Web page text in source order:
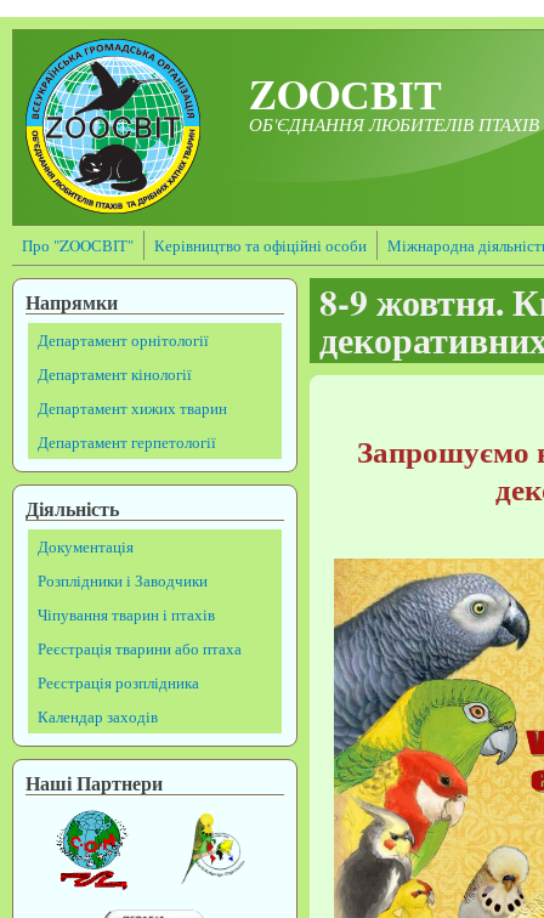
Перейти до основного матеріалу
ZOOСВІТ
ОБ'ЄДНАННЯ ЛЮБИТЕЛІВ ПТАХІВ
Про "ZOOСВІТ" Керівництво та офіційні особи Міжнародна
Напрямки
Департамент орнітології
Департамент кінології
Департамент хижих тварин
Департамент герпетології
Діяльність
Документація
Розплідники і Заводчики
Чіпування тварин і птахів
Реєстрація тварини або птаха
Реєстрація розплідника
Календар заходів
Наші Партнери
8-9 жовтня.
Запрошуємо